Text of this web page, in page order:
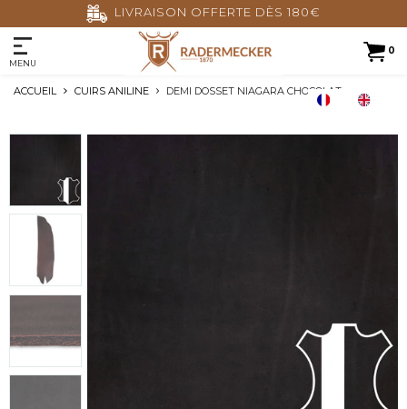
LIVRAISON OFFERTE DÈS 180€
0
MENU
ACCUEIL CUIRS ANILINE DEMI DOSSET NIAGARA CHOCOLAT